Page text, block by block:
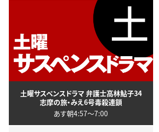
土曜サスペンスドラマ 弁護士高林鮎子34
志摩の旅・みえ6号毒殺連鎖
あす朝4:57〜7:00